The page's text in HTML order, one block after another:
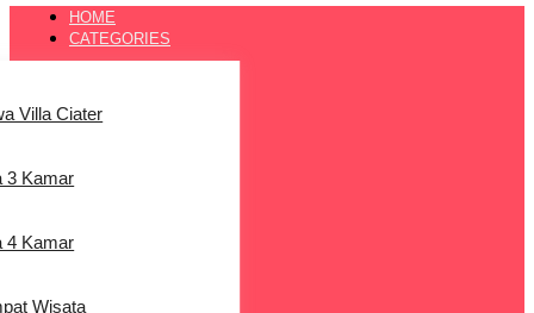
HOME
CATEGORIES
Villa Ciater
3 Kamar
4 Kamar
Wisata